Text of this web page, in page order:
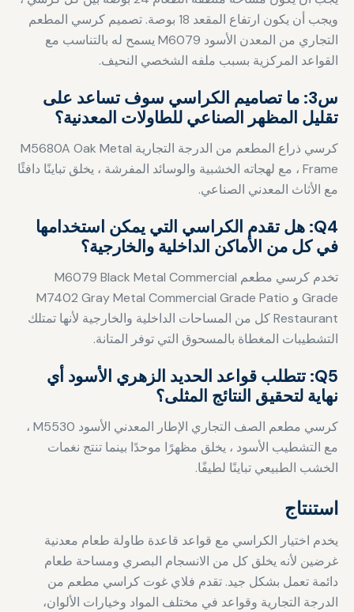
ويجب أن يكون ارتفاع المقعد 18 بوصة. تصميم كرسي المطعم
التجاري من المعدن الأسود M6079 يسمح له بالتناسب مع
القواعد المركزية بسبب ملفه الشخصي النحيف.
س3: ما تصاميم الكراسي سوف تساعد على
تقليل المظهر الصناعي للطاولات المعدنية؟
كرسي ذراع المطعم من الدرجة التجارية M5680A Oak Metal
Frame ، مع لهجاته الخشبية والوسائد المفرشة ، يخلق تباينًا دافئًا
مع الأثاث المعدني الصناعي.
Q4: هل تقدم الكراسي التي يمكن استخدامها
في كل من الأماكن الداخلية والخارجية؟
تخدم كرسي مطعم M6079 Black Metal Commercial
Grade و M7402 Gray Metal Commercial Grade Patio
Restaurant كل من المساحات الداخلية والخارجية لأنها تمتلك
التشطيبات المغطاة بالمسحوق التي توفر المتانة.
Q5: تتطلب قواعد الحديد الزهري الأسود أي
نهاية لتحقيق النتائج المثلى؟
كرسي مطعم الصف التجاري الإطار المعدني الأسود M5530 ،
مع التشطيب الأسود ، يخلق مظهرًا موحدًا بينما تنتج نغمات
الخشب الطبيعي تباينًا لطيفًا.
استنتاج
يخدم اختيار الكراسي مع قواعد قاعدة طاولة طعام معدنية
غرضين لأنه يخلق كل من الانسجام البصري ومساحة طعام
دائمة تعمل بشكل جيد. تقدم فلاي غوت كراسي مطعم من
الدرجة التجارية وقواعد في مختلف المواد وخيارات الألوان،